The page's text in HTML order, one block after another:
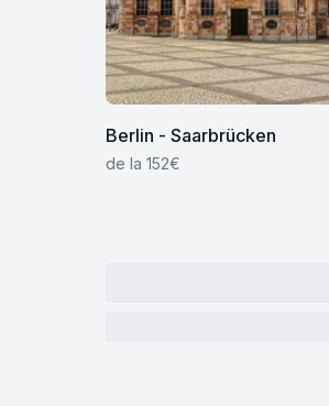
Berlin - Saarbrücken
de la 152€